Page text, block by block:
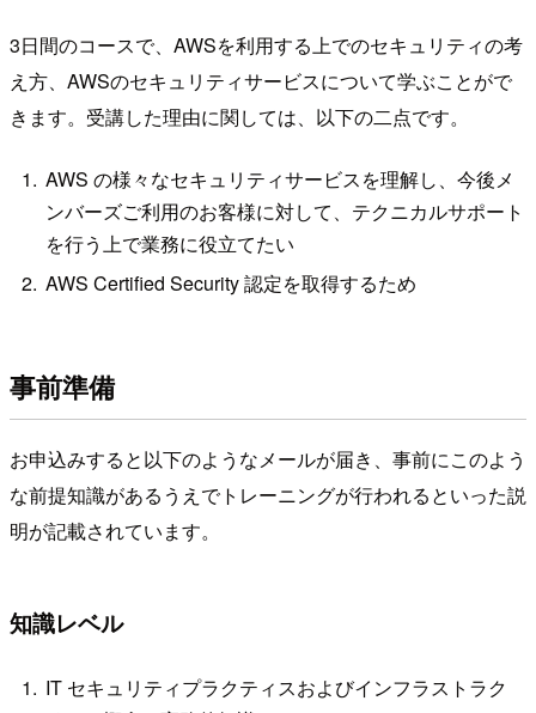
3日間のコースで、AWSを利用する上でのセキュリティの考
え方、AWSのセキュリティサービスについて学ぶことがで
きます。受講した理由に関しては、以下の二点です。
AWS の様々なセキュリティサービスを理解し、今後メ
ンバーズご利用のお客様に対して、テクニカルサポート
を行う上で業務に役立てたい
AWS Certified Security 認定を取得するため
事前準備
お申込みすると以下のようなメールが届き、事前にこのよう
な前提知識があるうえでトレーニングが行われるといった説
明が記載されています。
知識レベル
IT セキュリティプラクティスおよびインフラストラク